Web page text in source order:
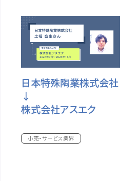
日本特殊陶業株式会社
↓
株式会社アスエク
小売・サービス業界